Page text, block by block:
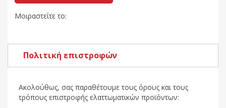
Μοιραστείτε το:
Πολιτική επιστροφών
Ακολούθως, σας παραθέτουμε τους όρους και τους
τρόπους επιστροφής ελαττωματικών προϊόντων: